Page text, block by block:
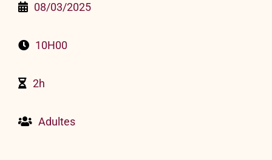
08/03/2025
10H00
2h
Adultes